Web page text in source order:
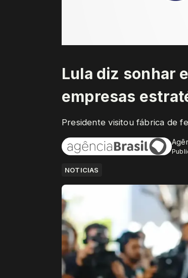
Lula diz sonhar
empresas
Presidente visitou fábrica de
NOTICIAS